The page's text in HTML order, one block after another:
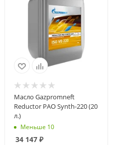
Масло Gazpromneft
Reductor PAO Synth-220 (20
л.)
Меньше 10
34 147₽